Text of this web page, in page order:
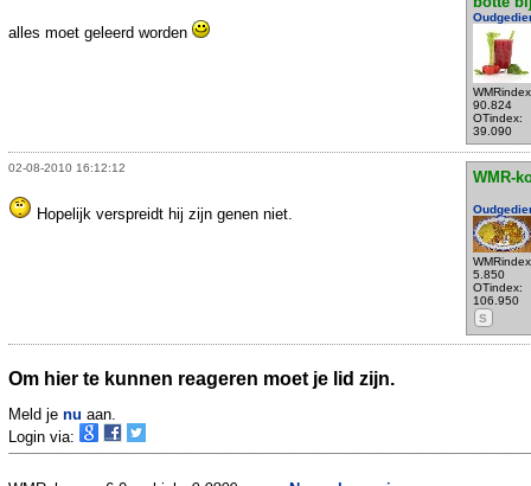
90.824
OTindex:
39.090
alles moet geleerd worden
02-08-2010 16:12:12
WMR-
5.850
OTindex:
106.950
S
Hopelijk verspreidt hij zijn genen niet.
Om hier te kunnen reageren moet je lid zijn.
Meld je nu aan.
Login via: